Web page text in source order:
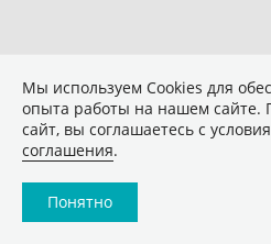
Мы используем Сookies для
опыта работы на нашем сайте.
сайт, вы соглашаетесь с
соглашения.
Понятно